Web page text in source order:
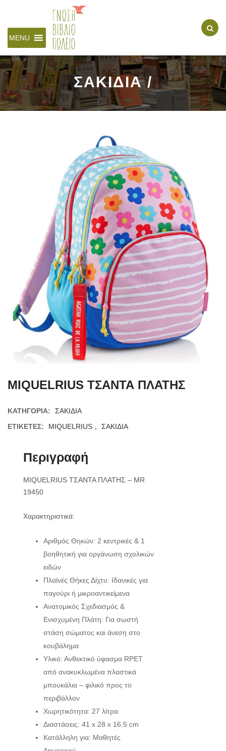
MENU
ΣΑΚΙΔΙΑ /
MIQUELRIUS ΤΣΑΝΤΑ ΠΛΑΤΗΣ
ΚΑΤΗΓΟΡΊΑ:
ΣΑΚΙΔΙΑ
ΕΤΙΚΈΤΕΣ:
MIQUELRIUS , ΣΑΚΙΔΙΑ
Περιγραφή
MIQUELRIUS ΤΣΑΝΤΑ ΠΛΑΤΗΣ – MR
19450
Χαρακτηριστικά:
Αριθμός Θηκών: 2 κεντρικές & 1
βοηθητική για οργάνωση σχολικών
ειδών
Πλαϊνές Θήκες Δίχτυ: Ιδανικές για
παγούρι ή μικροαντικείμενα
Ανατομικός Σχεδιασμός &
Ενισχυμένη Πλάτη: Για σωστή
στάση σώματος και άνεση στο
κουβάλημα
Υλικό: Ανθεκτικό ύφασμα RPET
από ανακυκλωμένα πλαστικά
μπουκάλια – φιλικό προς το
περιβάλλον
Χωρητικότητα: 27 λίτρα
Διαστάσεις: 41 x 28 x 16.5 cm
Κατάλληλη για: Μαθητές